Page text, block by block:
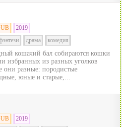
2019
драма комедия
кошачий бал собираются кошки
избранных из разных уголков
они разные: породистые
юные и старые,...
2019